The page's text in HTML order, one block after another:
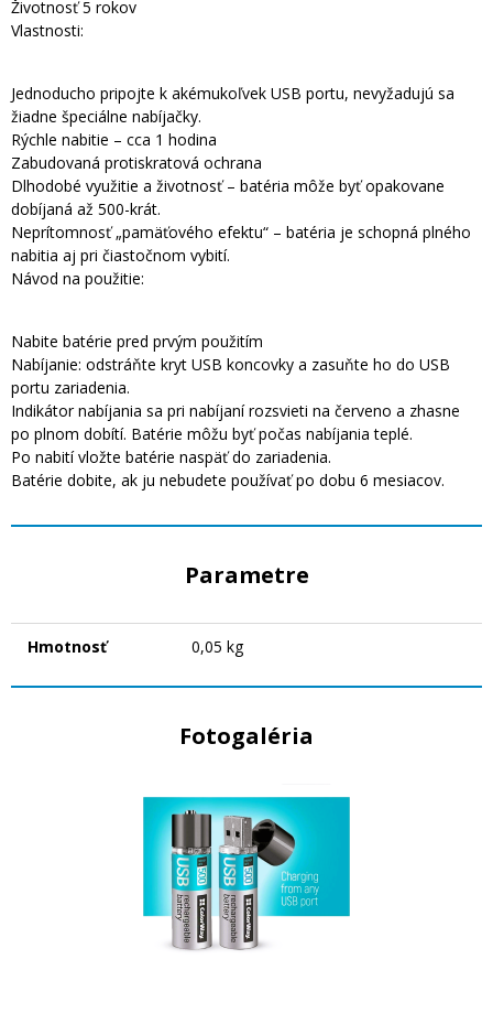
Životnosť 5 rokov
Vlastnosti:
Jednoducho pripojte k akémukoľvek USB portu, nevyžadujú sa
žiadne špeciálne nabíjačky.
Rýchle nabitie – cca 1 hodina
Zabudovaná protiskratová ochrana
Dlhodobé využitie a životnosť – batéria môže byť opakovane
dobíjaná až 500-krát.
Neprítomnosť „pamäťového efektu“ – batéria je schopná plného
nabitia aj pri čiastočnom vybití.
Návod na použitie:
Nabite batérie pred prvým použitím
Nabíjanie: odstráňte kryt USB koncovky a zasuňte ho do USB
portu zariadenia.
Indikátor nabíjania sa pri nabíjaní rozsvieti na červeno a zhasne
po plnom dobítí. Batérie môžu byť počas nabíjania teplé.
Po nabití vložte batérie naspäť do zariadenia.
Batérie dobite, ak ju nebudete používať po dobu 6 mesiacov.
Parametre
Hmotnosť 0,05 kg
Fotogaléria